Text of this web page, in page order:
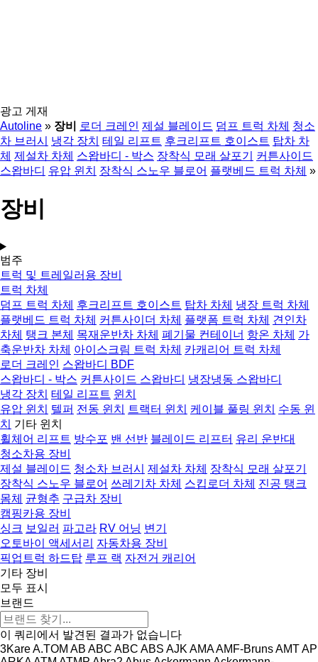
광고 게재
Autoline » 장비 로더 크레인 제설 블레이드 덤프 트럭 차체 청소
차 브러시
냉각 장치 테일 리프트 후크리프트 호이스트 탑차 차
체 제설차 차체 스왑바디 - 박스 장착식 모래 살포기
커튼사이드
스왑바디 유압 윈치 장착식 스노우 블로어 플랫베드 트럭 차체 »
장비
범주
트럭 및 트레일러용 장비
트럭 차체
덤프 트럭 차체 후크리프트 호이스트 탑차 차체 냉장 트럭 차체
플랫베드 트럭 차체 커튼사이더 차체 플랫폼 트럭 차체 견인차
차체 탱크 본체 목재운반차 차체 폐기물 컨테이너 항온 차체 가
축운반차 차체 아이스크림 트럭 차체 카캐리어 트럭 차체
로더 크레인 스왑바디 BDF
스왑바디 - 박스 커튼사이드 스왑바디 냉장냉동 스왑바디
냉각 장치 테일 리프트 윈치
유압 윈치
텔퍼 전동 윈치 트랙터 윈치 케이블 풀링 윈치
수동 윈
치
기타 윈치
휠체어 리프트 방수포 밴 선반 블레이드 리프터 유리 운반대
청소차용 장비
제설 블레이드 청소차 브러시 제설차 차체 장착식 모래 살포기
장착식 스노우 블로어 쓰레기차 차체 스킵로더 차체 진공 탱크
몸체 균형추 구급차 장비
캠핑카용 장비
싱크 보일러 파고라 RV 어닝 변기
오토바이 액세서리 자동차용 장비
픽업트럭 하드탑 루프 랙 자전거 캐리어
기타 장비
모두 표시
브랜드
이 쿼리에서 발견된 결과가 없습니다
3KareA.TOM AB ABC ABC ABS AJK AMAAMF-BrunsAMTAP